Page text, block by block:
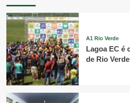
A1 Rio Verde
Lagoa EC é
de Rio Verde